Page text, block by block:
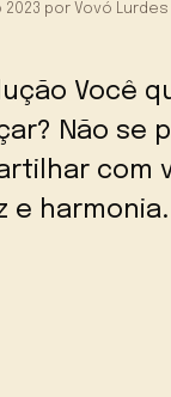
por Vovó
Você
Não se
com
e harmonia.